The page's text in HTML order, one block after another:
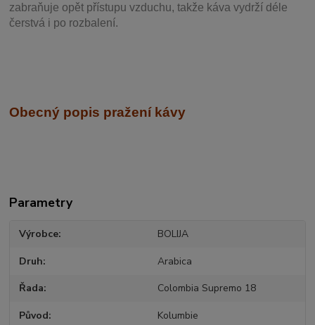
zabraňuje opět přístupu vzduchu, takže káva vydrží déle
čerstvá i po rozbalení.
Obecný popis pražení kávy
Parametry
Výrobce BOLIJA
Druh Arabica
Řada Colombia Supremo 18
Původ Kolumbie